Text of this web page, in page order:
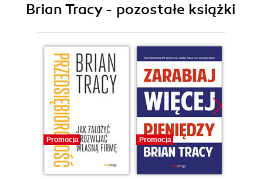
Brian Tracy - pozostałe książki
Promocja Promocja